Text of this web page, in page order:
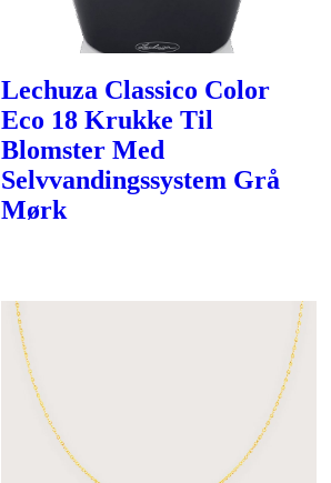
Lechuza Classico Color
Eco 18 Krukke Til
Blomster Med
Selvvandingssystem Grå
Mørk